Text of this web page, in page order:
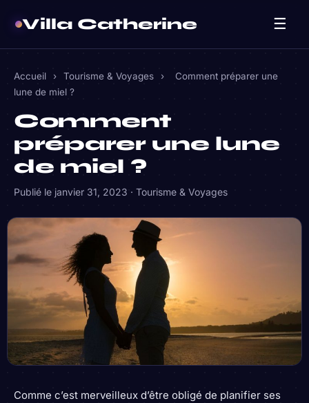
Villa Catherine ☰
Accueil › Tourisme & Voyages ›
Comment préparer une
lune de miel ?
Comment
préparer une lune
de miel ?
Publié le janvier 31, 2023 · Tourisme & Voyages
Comme c’est merveilleux d’être obligé de planifier ses